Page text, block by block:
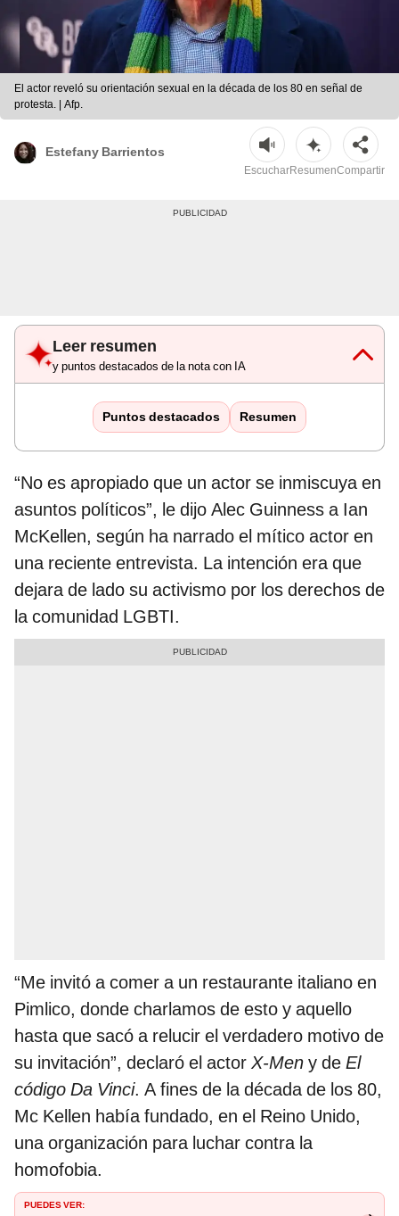
El actor reveló su orientación sexual en la década de los 80 en señal de
protesta. | Afp.
Estefany Barrientos
EscucharResumenCompartir
Leer resumen
y puntos destacados de la nota con IA
Puntos destacados Resumen
“No es apropiado que un actor se inmiscuya en
asuntos políticos”, le dijo Alec Guinness a Ian
McKellen, según ha narrado el mítico actor en
una reciente entrevista. La intención era que
dejara de lado su activismo por los derechos de
la comunidad LGBTI.
“Me invitó a comer a un restaurante italiano en
Pimlico, donde charlamos de esto y aquello
hasta que sacó a relucir el verdadero motivo de
su invitación”, declaró el actor X-Men y de El
código Da Vinci. A fines de la década de los 80,
Mc Kellen había fundado, en el Reino Unido,
una organización para luchar contra la
homofobia.
PUEDES VER: